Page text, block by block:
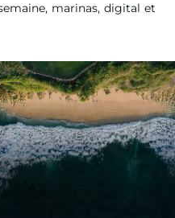
marinas, digital et